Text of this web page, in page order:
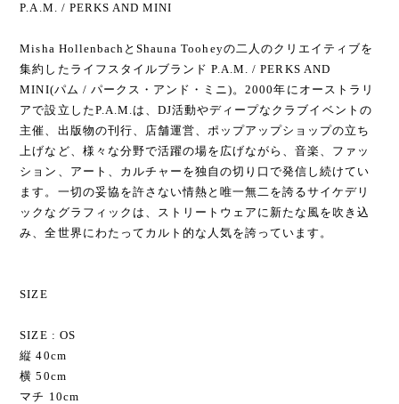
P.A.M. / PERKS AND MINI
Misha HollenbachとShauna Tooheyの二人のクリエイティブを
集約したライフスタイルブランド P.A.M. / PERKS AND
MINI(パム / パークス・アンド・ミニ)。2000年にオーストラリ
アで設立したP.A.M.は、DJ活動やディープなクラブイベントの
主催、出版物の刊行、店舗運営、ポップアップショップの立ち
上げなど、様々な分野で活躍の場を広げながら、音楽、ファッ
ション、アート、カルチャーを独自の切り口で発信し続けてい
ます。一切の妥協を許さない情熱と唯一無二を誇るサイケデリ
ックなグラフィックは、ストリートウェアに新たな風を吹き込
み、全世界にわたってカルト的な人気を誇っています。
SIZE
SIZE : OS
縦 40cm
横 50cm
マチ 10cm